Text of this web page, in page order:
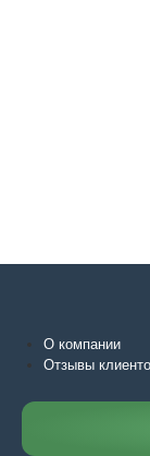
О компании
Отзывы